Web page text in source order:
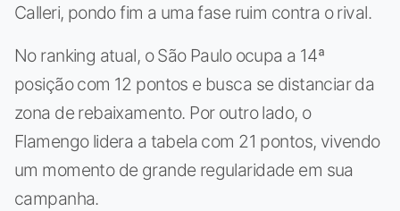
Calleri, pondo fim a uma fase ruim contra o rival.
No ranking atual, o São Paulo ocupa a 14ª
posição com 12 pontos e busca se distanciar da
zona de rebaixamento. Por outro lado, o
Flamengo lidera a tabela com 21 pontos, vivendo
um momento de grande regularidade em sua
campanha.